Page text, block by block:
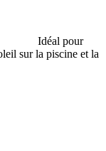
Idéal pour
sur la piscine et la